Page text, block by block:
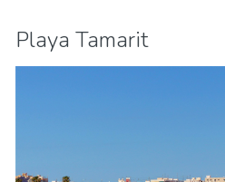
Playa Tamarit